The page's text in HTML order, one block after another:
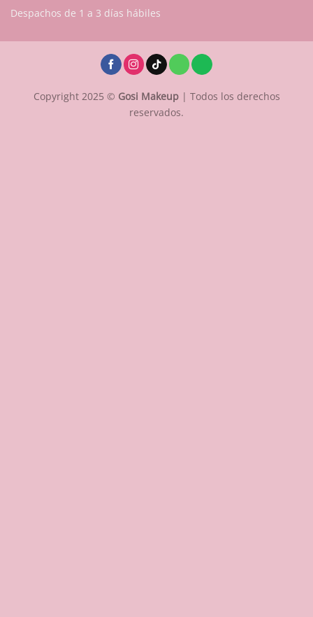
Despachos de 1 a 3 días hábiles
Copyright 2025 © Gosi Makeup | Todos los derechos
reservados.